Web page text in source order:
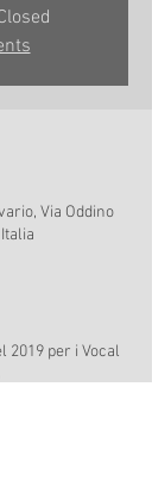
Via Oddino
2019 per i Vocal